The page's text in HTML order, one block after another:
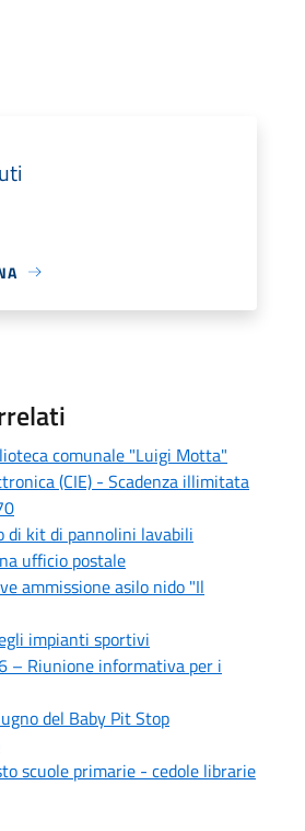
comunale "Luigi Motta"
(CIE) - Scadenza illimitata
di kit di pannolini lavabili
ufficio postale
ammissione asilo nido "Il
impianti sportivi
– Riunione informativa per i
del Baby Pit Stop
scuole primarie - cedole librarie